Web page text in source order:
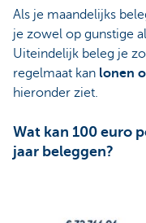
Als je maandelijks
je zowel op gunstige
Uiteindelijk beleg je
regelmaat kan lonen
hieronder ziet.
Wat kan 100 euro
jaar beleggen?